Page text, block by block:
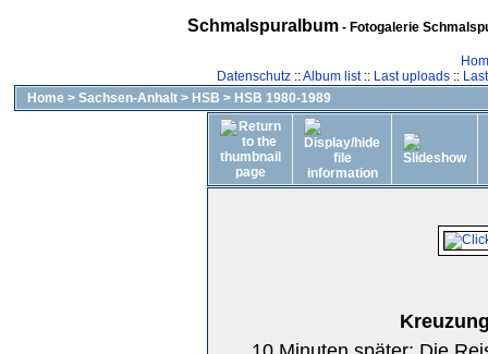
Schmalspuralbum- Fotogalerie
Datenschutz::Album list:: Last uploads::
Home > Sachsen-Anhalt > HSB > HSB 1980-1989